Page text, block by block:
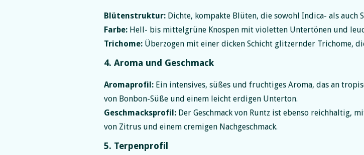
Blütenstruktur: Dichte, kompakte Blüten, die sowohl Indica- als auch
Farbe: Hell- bis mittelgrüne Knospen mit violetten Untertönen und
Trichome: Überzogen mit einer dicken Schicht glitzernder Trichome,
4. Aroma und Geschmack
Aromaprofil: Ein intensives, süßes und fruchtiges Aroma, das an
von Bonbon-Süße und einem leicht erdigen Unterton.
Geschmacksprofil: Der Geschmack von Runtz ist ebenso reichhaltig,
von Zitrus und einem cremigen Nachgeschmack.
5. Terpenprofil